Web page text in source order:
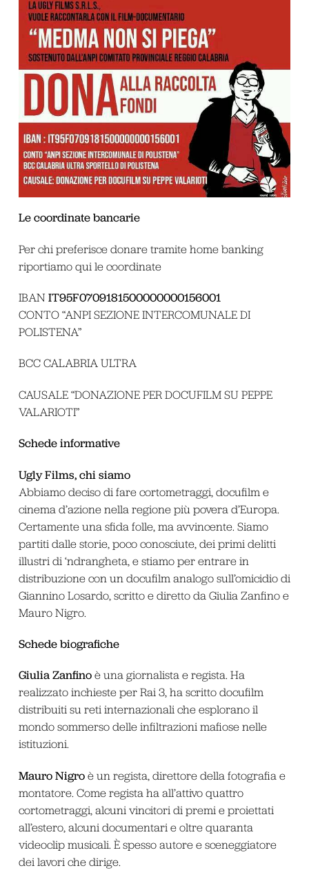
Le coordinate bancarie
Per chi preferisce donare tramite home banking
riportiamo qui le coordinate
IBAN IT95F0709181500000000156001
CONTO “ANPI SEZIONE INTERCOMUNALE DI
POLISTENA”
BCC CALABRIA ULTRA
CAUSALE “DONAZIONE PER DOCUFILM SU PEPPE
VALARIOTI”
Schede informative
Ugly Films, chi siamo
Abbiamo deciso di fare cortometraggi, docufilm e
cinema d’azione nella regione più povera d’Europa.
Certamente una sfida folle, ma avvincente. Siamo
partiti dalle storie, poco conosciute, dei primi delitti
illustri di ‘ndrangheta, e stiamo per entrare in
distribuzione con un docufilm analogo sull’omicidio di
Giannino Losardo, scritto e diretto da Giulia Zanfino e
Mauro Nigro.
Schede biografiche
Giulia Zanfinoè una giornalista e regista. Ha
realizzato inchieste per Rai 3, ha scritto docufilm
distribuiti su reti internazionali che esplorano il
mondo sommerso delle infiltrazioni mafiose nelle
istituzioni.
Mauro Nigroè un regista, direttore della fotografia e
montatore. Come regista ha all’attivo quattro
cortometraggi, alcuni vincitori di premi e proiettati
all’estero, alcuni documentari e oltre quaranta
videoclip musicali. È spesso autore e sceneggiatore
dei lavori che dirige.